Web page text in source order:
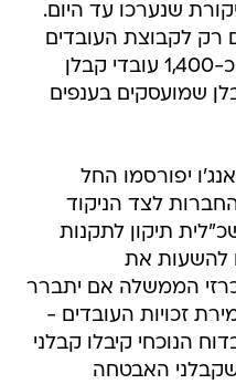
שנערכו עד היום.
רק לקבוצת העובדים
שנבדקה בביקורת  שמנתה כ-1,400 עובדי קבלן
הקבלן שמועסקים בענפים
יפורסמו החל
לצד הניקוד
תיקון לתקנות
להשעות את
הממשלה אם יתברר
זכויות העובדים -
שיועלה בהדרגה ל-85. בדוח הנוכחי קיבלו קבלני
ממוצע 76 בעוד שקבלני האבטחה